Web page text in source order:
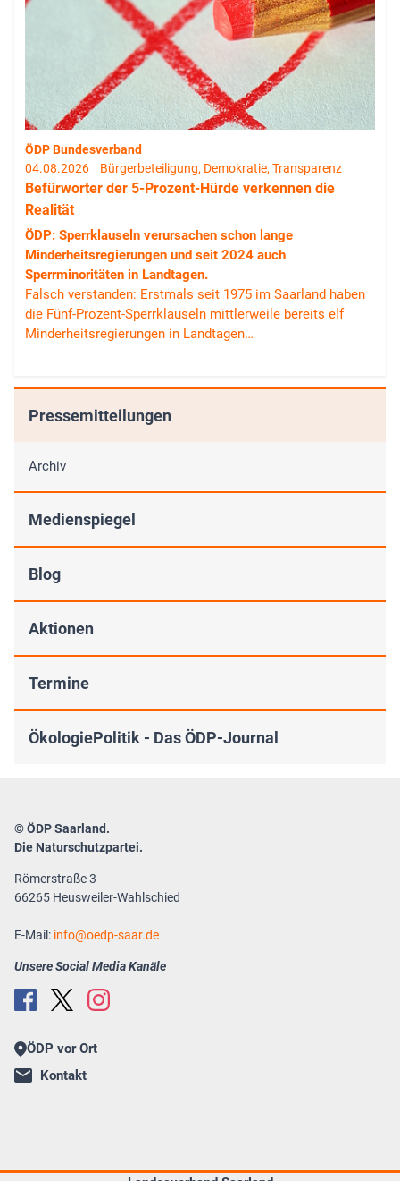
ÖDP Bundesverband
04.08.2026
Bürgerbeteiligung, Demokratie, Transparenz
Befürworter der 5-Prozent-Hürde verkennen die
Realität
ÖDP: Sperrklauseln verursachen schon lange
Minderheitsregierungen und seit 2024 auch
Sperrminoritäten in Landtagen.
Falsch verstanden: Erstmals seit 1975 im Saarland haben
die Fünf-Prozent-Sperrklauseln mittlerweile bereits elf
Minderheitsregierungen in Landtagen…
Pressemitteilungen
Archiv
Medienspiegel
Blog
Aktionen
Termine
ÖkologiePolitik - Das ÖDP-Journal
© ÖDP Saarland.
Die Naturschutzpartei.
Römerstraße 3
66265 Heusweiler-Wahlschied
E-Mail: info oedp-saar.de
Unsere Social Media Kanäle
ÖDP vor Ort
Kontakt